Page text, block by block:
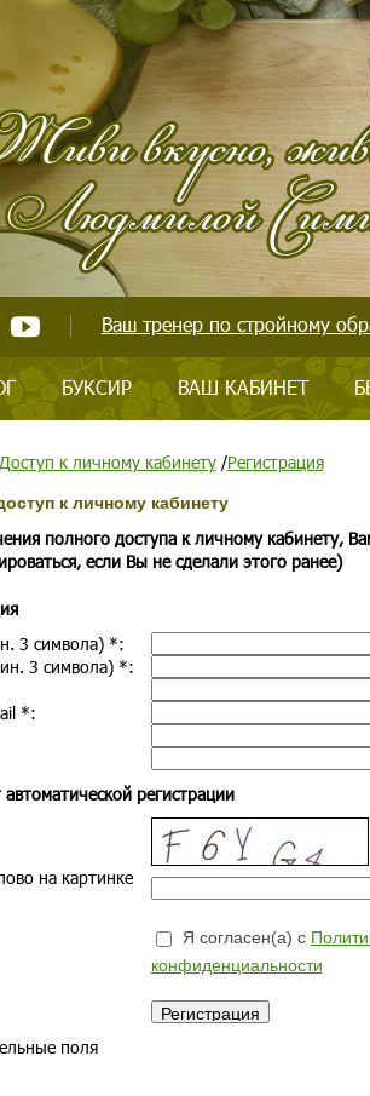
Ваш тренер по стройному
БУКСИР ВАШ КАБИНЕТ
Доступ к личному кабинету/Регистрация
к личному кабинету
полного доступа к личному кабинету,
если Вы не сделали этого ранее)
3 символа) *:
3 символа) *:
*:
регистрации
на картинке
Я согласен(а) с
конфиденциальности
поля